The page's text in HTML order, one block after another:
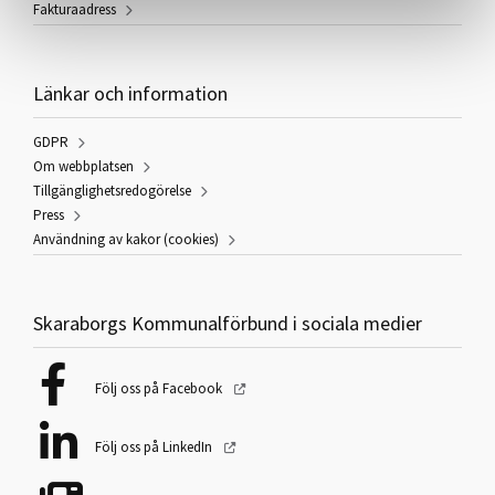
Fakturaadress
Länkar och information
GDPR
Om webbplatsen
Tillgänglighetsredogörelse
Press
Användning av kakor (cookies)
Skaraborgs Kommunalförbund i sociala medier
Följ oss på Facebook
Följ oss på LinkedIn